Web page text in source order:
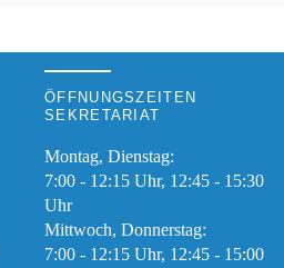
ÖFFNUNGSZEITEN
SEKRETARIAT
Montag, Dienstag:
7:00 - 12:15 Uhr, 12:45 - 15:30
Uhr
Mittwoch, Donnerstag:
7:00 - 12:15 Uhr, 12:45 - 15:00